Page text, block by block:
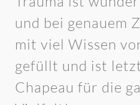
und bei genauem
mit viel Wissen
gefüllt und ist
Chapeau für die